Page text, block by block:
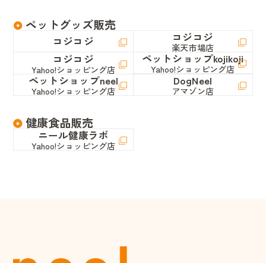
ペットグッズ販売
コジコジ コジコジ
楽天市場店
コジコジ
Yahoo!ショッピング店
ペットショップkojikoji
Yahoo!ショッピング店
ペットショップneel
Yahoo!ショッピング店
DogNeel
アマゾン店
健康食品販売
ニール健康ラボ
Yahoo!ショッピング店